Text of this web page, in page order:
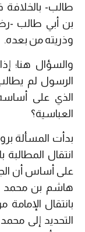
طالب-
بن أبي طالب -
وذريته من بعده.
والسؤال هنا؛
الرسول لم
الذي على
العباسية؟
بدأت المسألة
انتقال المطالبة
على أساس أن
هاشم بن محمد
بانتقال
التحديد إلى